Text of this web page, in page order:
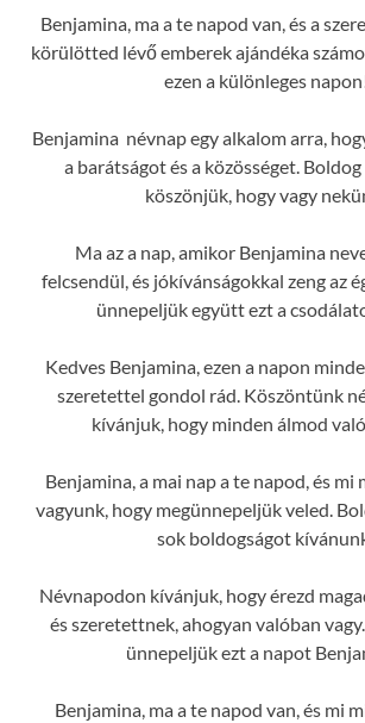
Benjamina, ma a te napod van, és a
körülötted lévő emberek ajándéka
ezen a különleges
Benjamina névnap egy alkalom arra,
a barátságot és a közösséget.
köszönjük, hogy vagy
Ma az a nap, amikor Benjamina
felcsendül, és jókívánságokkal zeng az
ünnepeljük együtt ezt a
Kedves Benjamina, ezen a napon
szeretettel gondol rád. Köszöntünk
kívánjuk, hogy minden álmod
Benjamina, a mai nap a te napod, és
vagyunk, hogy megünnepeljük veled.
sok boldogságot
Névnapodon kívánjuk, hogy érezd
és szeretettnek, ahogyan valóban
ünnepeljük ezt a napot
Benjamina, ma a te napod van, és mi